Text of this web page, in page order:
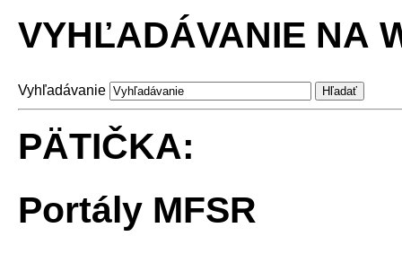
VYHĽADÁVANIE NA
Vyhľadávanie
PÄTIČKA:
Portály MFSR